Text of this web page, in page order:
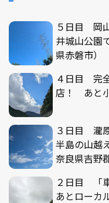
５日目 岡
井城山公園
県赤磐市）
４日目 完
店！ あと小
３日目 瀧
半島の山越
奈良県吉野
２日目 「
あとローカ